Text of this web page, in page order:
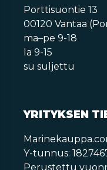
Porttisuontie 13
00120 Vantaa
ma–pe 9-18
la 9-15
su suljettu
YRITYKSEN
Y-tunnus:
Perustettu